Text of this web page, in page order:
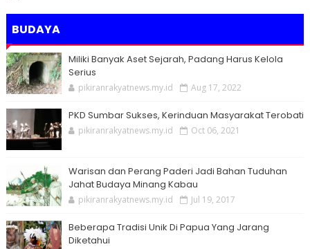
BUDAYA
Miliki Banyak Aset Sejarah, Padang Harus Kelola
Serius
pikiranrakyatnews.my.id Aug 17, 2022
PKD Sumbar Sukses, Kerinduan Masyarakat Terobati
pikiranrakyatnews.my.id Oct 06, 2021
Warisan dan Perang Paderi Jadi Bahan Tuduhan
Jahat Budaya Minang Kabau
pikiranrakyatnews.my.id Jul 19, 2017
Beberapa Tradisi Unik Di Papua Yang Jarang
Diketahui